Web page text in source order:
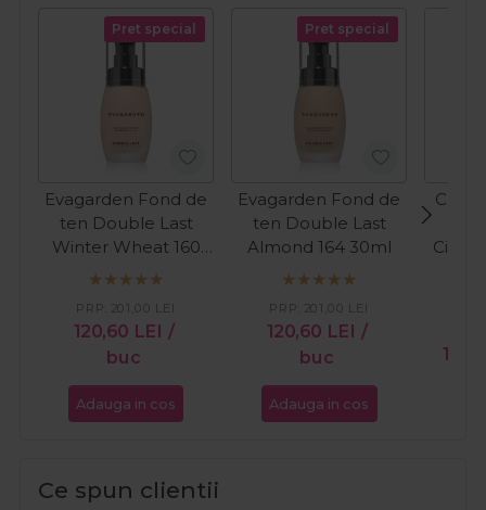
Pret special
Evagarden Fond de
ten Double Last
Winter Wheat 160
30ml
120,60 LEI /
buc
PRP: 201,00 LEI
Adauga in cos
Pret special
Evagarden Fond de
ten Double Last
Almond 164 30ml
120,60 LEI /
buc
PRP: 201,00 LEI
Adauga in cos
Ce spun clientii